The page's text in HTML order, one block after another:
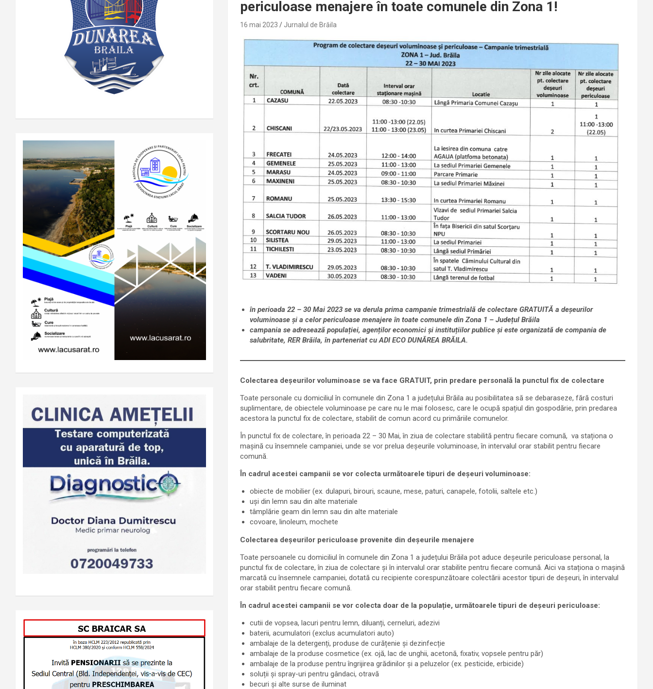
periculoase menajere în toate comunele din Zona 1!
16 mai 2023 Jurnalul de Brăila
în perioada 22 – 30 Mai 2023 se va derula prima campanie trimestrială de colectare GRATUITĂ a deșeurilor
voluminoase și a celor periculoase menajere în toate comunele din Zona 1 – Județul Brăila
campania se adresează populației, agenților economici și instituțiilor publice și este organizată de compania de
salubritate, RER Brăila, în parteneriat cu ADI ECO DUNĂREA BRĂILA.
Colectarea deșeurilor voluminoase se va face GRATUIT, prin predare personală la punctul fix de colectare
Toate personale cu domiciliul în comunele din Zona 1 a județului Brăila au posibilitatea să se debaraseze, fără costuri
suplimentare, de obiectele voluminoase pe care nu le mai folosesc, care le ocupă spațiul din gospodărie, prin predarea
acestora la punctul fix de colectare, stabilit de comun acord cu primăriile comunelor.
În punctul fix de colectare, în perioada 22 – 30 Mai, în ziua de colectare stabilită pentru fiecare comună, va staționa o
mașină cu însemnele campaniei, unde se vor prelua deșeurile voluminoase, în intervalul orar stabilit pentru fiecare
comună.
În cadrul acestei campanii se vor colecta următoarele tipuri de deșeuri voluminoase:
obiecte de mobilier (ex. dulapuri, birouri, scaune, mese, paturi, canapele, fotolii, saltele etc.)
uși din lemn sau din alte materiale
tâmplărie geam din lemn sau din alte materiale
covoare, linoleum, mochete
Colectarea deșeurilor periculoase provenite din deșeurile menajere
Toate persoanele cu domiciliul în comunele din Zona 1 a județului Brăila pot aduce deșeurile periculoase personal, la
punctul fix de colectare, în ziua de colectare și în intervalul orar stabilite pentru fiecare comună. Aici va staționa o mașină
marcată cu însemnele campaniei, dotată cu recipiente corespunzătoare colectării acestor tipuri de deșeuri, în intervalul
orar stabilit pentru fiecare comună.
În cadrul acestei campanii se vor colecta doar de la populație, următoarele tipuri de deșeuri periculoase:
cutii de vopsea, lacuri pentru lemn, diluanți, cerneluri, adezivi
baterii, acumulatori (exclus acumulatori auto)
ambalaje de la detergenți, produse de curățenie și dezinfecție
ambalaje de la produse cosmetice (ex. ojă, lac de unghii, acetonă, fixativ, vopsele pentru păr)
ambalaje de la produse pentru îngrijirea grădinilor și a peluzelor (ex. pesticide, erbicide)
soluții și spray-uri pentru gândaci, otravă
becuri și alte surse de iluminat